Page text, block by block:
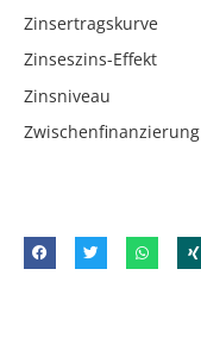
Zinsertragskurve
Zinseszins-Effekt
Zinsniveau
Zwischenfinanzierung